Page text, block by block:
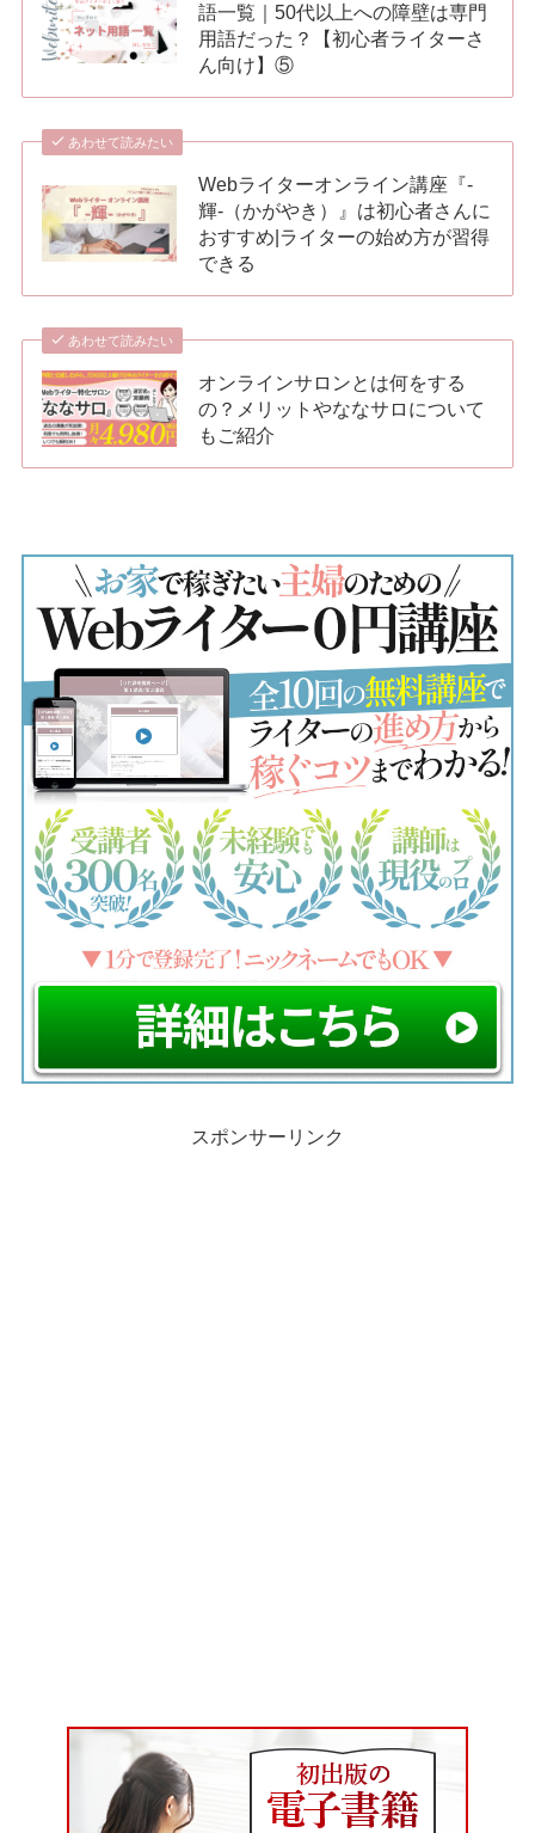
語一覧｜50代以上への障壁は専門
用語だった？【初心者ライターさ
ん向け】⑤
あわせて読みたい
Webライターオンライン講座『-
輝-（かがやき）』は初心者さんに
おすすめ|ライターの始め方が習得
できる
あわせて読みたい
オンラインサロンとは何をする
の？メリットやななサロについて
もご紹介
スポンサーリンク